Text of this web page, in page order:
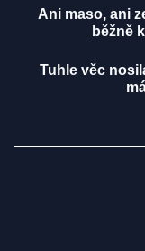
Ani maso, ani
běžně
Tuhle věc